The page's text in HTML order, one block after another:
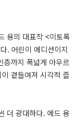
용의 대표작 <이토록
. 어린이 에디션이지
층까지 폭넓게 아우르
곁들여져 시각적 즐
더 광대하다. 에드 용